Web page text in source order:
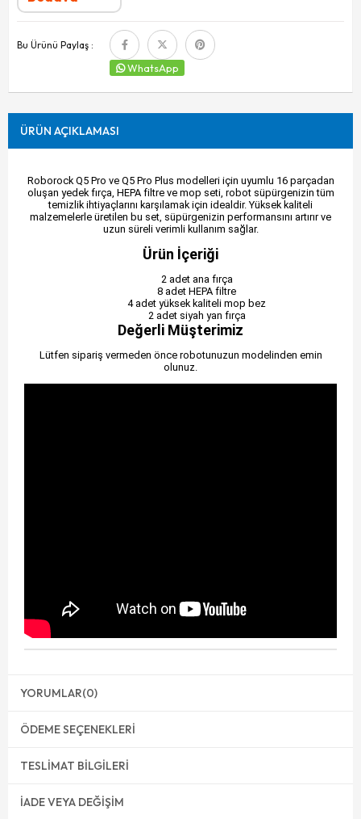
Bu Ürünü Paylaş :
WhatsApp
ÜRÜN AÇIKLAMASI
Roborock Q5 Pro ve Q5 Pro Plus modelleri için uyumlu 16 parçadan
oluşan yedek fırça, HEPA filtre ve mop seti, robot süpürgenizin tüm
temizlik ihtiyaçlarını karşılamak için idealdir. Yüksek kaliteli
malzemelerle üretilen bu set, süpürgenizin performansını artırır ve
uzun süreli verimli kullanım sağlar.
Ürün İçeriği
2 adet ana fırça
8 adet HEPA filtre
4 adet yüksek kaliteli mop bez
2 adet siyah yan fırça
Değerli Müşterimiz
Lütfen sipariş vermeden önce robotunuzun modelinden emin
olunuz.
YORUMLAR(0)
ÖDEME SEÇENEKLERI
TESLIMAT BILGILERI
İADE VEYA DEĞIŞIM